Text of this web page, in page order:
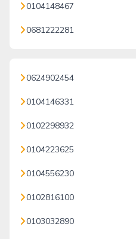
0104148467
0681222281
0624902454
0104146331
0102298932
0104223625
0104556230
0102816100
0103032890